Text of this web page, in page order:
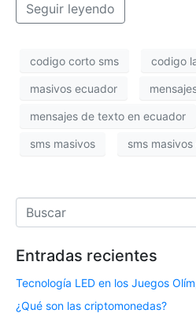
Seguir leyendo
codigo corto sms codigo
masivos ecuador
mensajes de texto en ecuador
sms masivos sms
Entradas recientes
Tecnología LED en los Juegos
¿Qué son las criptomonedas?